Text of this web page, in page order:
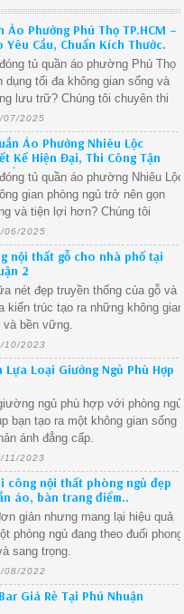
Áo Phường Phú Thọ TP.HCM –
Yêu Cầu, Chuẩn Kích Thước.
tủ quần áo phường Phú Thọ
dụng tối đa không gian sống và
lưu trữ? Chúng tôi chuyên thi
gỗ công nghiệp tại phường Phú
theo từng diện tích, phù hợp
nội thất.
07/2025
Áo Phường Nhiêu Lộc
Kế Hiện Đại, Thi Công Tận
tủ quần áo phường Nhiêu Lộc
gian phòng ngủ trở nên gọn
và tiện lợi hơn? Chúng tôi
tủ quần áo gỗ công nghiệp tại
thiết kế theo yêu cầu, giá tốt,
tại xưởng.
06/2025
nội thất gỗ cho nhà phố tại
2
nét đẹp truyền thống của gỗ và
kiến trúc tạo ra những không gian
và bền vững.
10/2023
Lựa Loại Giường Ngủ Phù Hợp
ngủ phù hợp với phòng ngủ
bạn tạo ra một không gian sống
ánh đẳng cấp.
11/2023
công nội thất phòng ngủ đẹp
áo, bàn trang điểm..
giản nhưng mang lại hiệu quả
phòng ngủ đang theo đuối phong
sang trọng.
08/2022
Giá Rẻ Tại Phú Nhuận